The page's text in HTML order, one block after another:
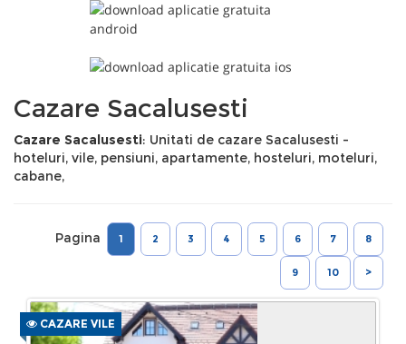
Cazare Sacalusesti
Cazare Sacalusesti: Unitati de cazare Sacalusesti -
hoteluri, vile, pensiuni, apartamente, hosteluri, moteluri,
cabane,
Pagina 1 2 3 4 5 6 7 8
9 10 >
CAZARE VILE